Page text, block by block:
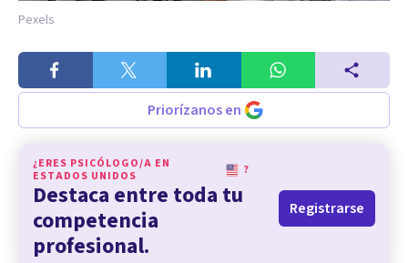
Pexels
Priorízanos en
¿ERES PSICÓLOGO/A EN
ESTADOS UNIDOS
?
Destaca entre toda tu
competencia
profesional.
Registrarse